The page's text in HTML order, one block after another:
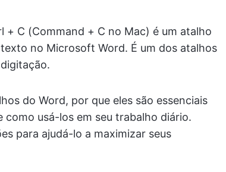
+ C (Command + C no Mac) é um atalho
no Microsoft Word. É um dos atalhos
do Word, por que eles são essenciais
usá-los em seu trabalho diário.
para ajudá-lo a maximizar seus